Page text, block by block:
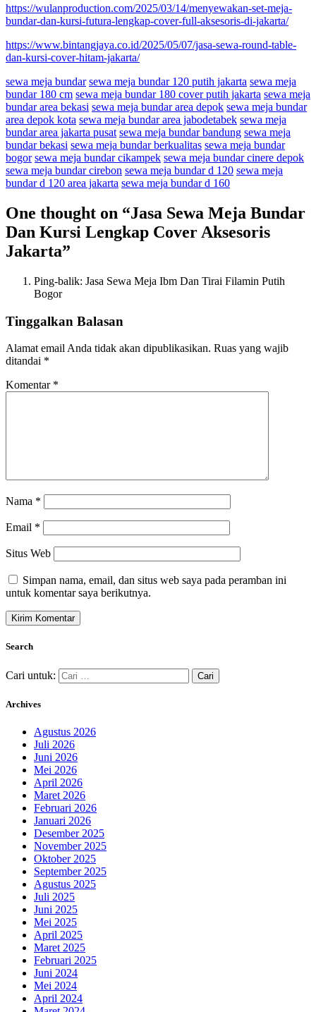
https://wulanproduction.com/2025/03/14/menyewakan-set-meja-
bundar-dan-kursi-futura-lengkap-cover-full-aksesoris-di-jakarta/
https://www.bintangjaya.co.id/2025/05/07/jasa-sewa-round-table-
dan-kursi-cover-hitam-jakarta/
sewa meja bundar sewa meja bundar 120 putih jakarta sewa meja
bundar 180 cm sewa meja bundar 180 cover putih jakarta sewa meja
bundar area bekasi sewa meja bundar area depok sewa meja bundar
area depok kota sewa meja bundar area jabodetabek sewa meja
bundar area jakarta pusat sewa meja bundar bandung sewa meja
bundar bekasi sewa meja bundar berkualitas sewa meja bundar
bogor sewa meja bundar cikampek sewa meja bundar cinere depok
sewa meja bundar cirebon sewa meja bundar d 120 sewa meja
bundar d 120 area jakarta sewa meja bundar d 160
One thought on “Jasa Sewa Meja Bundar
Dan Kursi Lengkap Cover Aksesoris
Jakarta”
Ping-balik: Jasa Sewa Meja Ibm Dan Tirai Filamin Putih
Bogor
Tinggalkan Balasan
Alamat email Anda tidak akan dipublikasikan. Ruas yang wajib
ditandai *
Komentar *
Nama *
Email *
Situs Web
Simpan nama, email, dan situs web saya pada peramban ini
untuk komentar saya berikutnya.
Search
Cari untuk:
Archives
Agustus 2026
Juli 2026
Juni 2026
Mei 2026
April 2026
Maret 2026
Februari 2026
Januari 2026
Desember 2025
November 2025
Oktober 2025
September 2025
Agustus 2025
Juli 2025
Juni 2025
Mei 2025
April 2025
Maret 2025
Februari 2025
Juni 2024
Mei 2024
April 2024